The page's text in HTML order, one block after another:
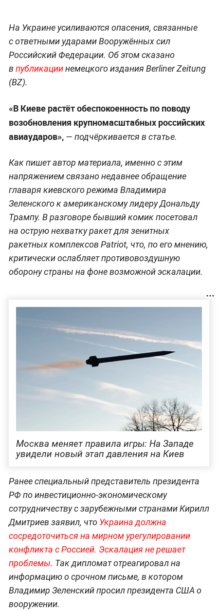
На Украине усиливаются опасения, связанные
с ответными ударами Вооружённых сил
Российский Федерации. Об этом сказано
в публикациинемецкого издания Berliner Zeitung
(BZ).
«В Киеве растёт обеспокоенность по поводу
возобновления крупномасштабных российских
авиаударов»,— подчёркивается в статье.
Как пишет автор материала, именно с этим
напряжением связано недавнее обращение
главаря киевского режима Владимира
Зеленского к американскому лидеру Дональду
Трампу. В разговоре бывший комик посетовал
на острую нехватку ракет для зенитных
ракетных комплексов Patriot, что, по его мнению,
критически ослабляет противовоздушную
оборону страны на фоне возможной эскалации.
Москва меняет правила игры: На Западе
увидели новый этап давления на Киев
Ранее специальный представитель президента
РФ по инвестиционно-экономическому
сотрудничеству с зарубежными странами Кирилл
Дмитриев заявил, что Украина должна
сосредоточиться на мирном урегулировании
конфликта с Россией. Эскалация не решает
проблемы. Так дипломат отреагировал на
информацию о срочном письме, в котором
Владимир Зеленский просил президента США о
вооружении.